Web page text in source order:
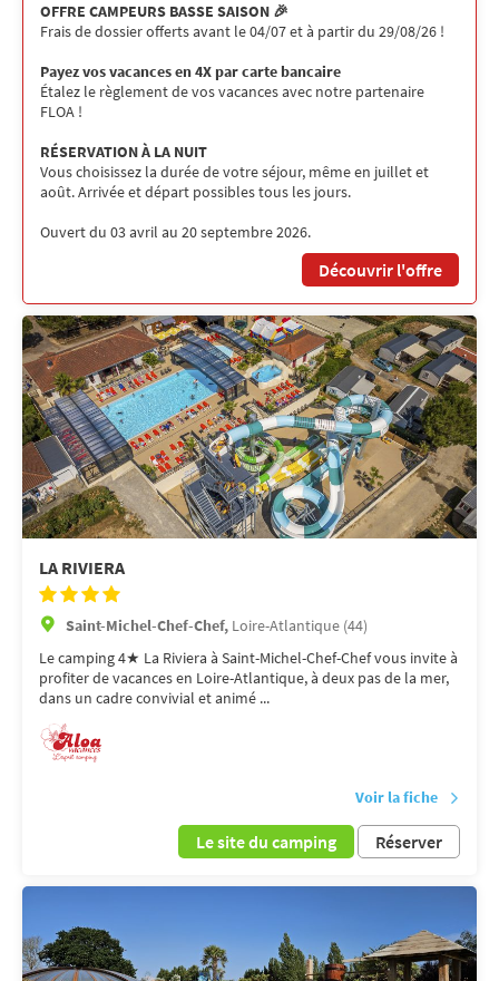
OFFRE CAMPEURS BASSE SAISON 🎉
Frais de dossier offerts avant le 04/07 et à partir du 29/08/26 !
Payez vos vacances en 4X par carte bancaire
Étalez le règlement de vos vacances avec notre partenaire
FLOA !
RÉSERVATION À LA NUIT
Vous choisissez la durée de votre séjour, même en juillet et
août. Arrivée et départ possibles tous les jours.
Ouvert du 03 avril au 20 septembre 2026.
Découvrir l'offre
LA RIVIERA
Saint-Michel-Chef-Chef, Loire-Atlantique (44)
Le camping 4★ La Riviera à Saint-Michel-Chef-Chef vous invite à
profiter de vacances en Loire-Atlantique, à deux pas de la mer,
dans un cadre convivial et animé ...
Voir la fiche
Le site du camping Réserver